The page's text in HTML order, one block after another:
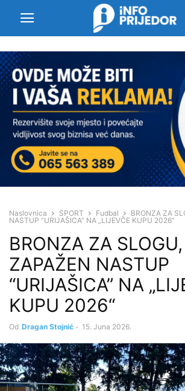
Naslovnica SPORT Fudbal
BRONZA ZA
NASTUP “URIJAŠICA” NA „LIJEVČE KUPU 2026“
BRONZA ZA SLOGU,
ZAPAŽEN NASTUP
“URIJAŠICA” NA
KUPU 2026“
Od Dragan Stojnić - 15. Juna 2026.